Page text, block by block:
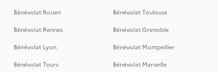
Bénévolat Rouen
Bénévolat Toulouse
Bénévolat Rennes
Bénévolat Grenoble
Bénévolat Lyon
Bénévolat Montpellier
Bénévolat Tours
Bénévolat Marseille